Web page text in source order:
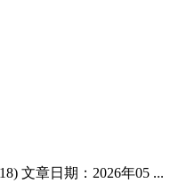
文章日期：2026年05 ...